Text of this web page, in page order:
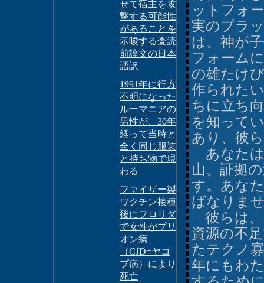
せて宿主を攻
撃する可能性
があることを
示唆する査読
前論文の日本
語訳
1991年に行方
不明になった
ルーマニアの
男性が、30年
経って当時と
全く同じ服装
と持ち物で現
わる
ファイザー製
ワクチン接種
後にフロリダ
で女性がプリ
オン病
（CJD=ヤコ
ブ病）により
死亡
ットフォ
実のプラ
は、神が
フォーム
の雄たけ
作られた
ちに立ち
を知って
あり、彼
あなたは
山、証拠
す。あな
ばなりま
彼らは、
資源の不
たテクノ
年にもわ